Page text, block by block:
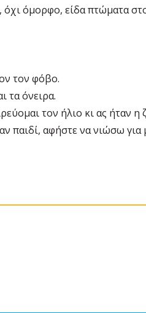
όμορφο, είδα πτώματα
τον φόβο.
τα όνειρα.
τον ήλιο κι ας ήταν
παιδί, αφήστε να νιώσω για